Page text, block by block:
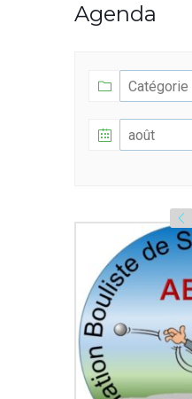
Agenda